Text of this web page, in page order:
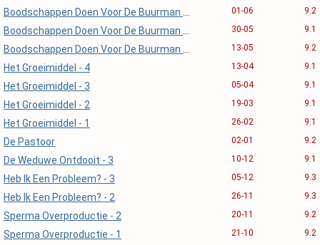
01-06 9.2
30-05 9.1
13-05 9.2
Het Groeimiddel - 4 13-04 9.1
Het Groeimiddel - 3 05-04 9.1
Het Groeimiddel - 2 19-03 9.1
Het Groeimiddel - 1 26-02 9.1
De Pastoor 02-01 9.2
De Weduwe Ontdooit - 3 10-12 9.1
Heb Ik Een Probleem? - 3 05-12 9.3
Heb Ik Een Probleem? - 2 26-11 9.3
Sperma Overproductie - 2 20-11 9.2
Sperma Overproductie - 1 21-10 9.2